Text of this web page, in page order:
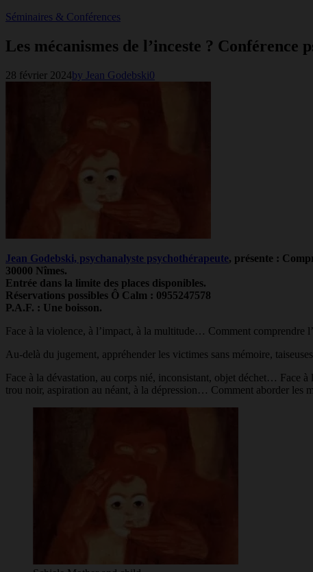
Séminaires & Conférences
Les mécanismes de l’inceste ? Conférence
28 février 2024by Jean Godebski0
Jean Godebski, psychanalyste psychothérapeute, présente :
30000 Nîmes.
Entrée dans la limite des places disponibles.
Réservations possibles Ô Calm : 0955247578
P.A.F. : Une boisson.
Face à la violence, à l’impact, à la multitude… Comment comprendre
Au-delà du jugement, appréhender les victimes sans mémoire,
Face à la dévastation, au corps nié, inconsistant, objet déchet… Face
trou noir, aspiration au néant, à la dépression… Comment aborder les